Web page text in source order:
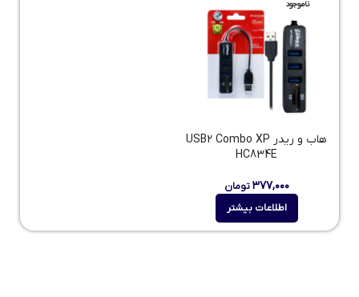
ناموجود
هاب و ریدر USB2 Combo XP
HC834E
۳۷۷,۰۰۰ تومان
اطلاعات بیشتر